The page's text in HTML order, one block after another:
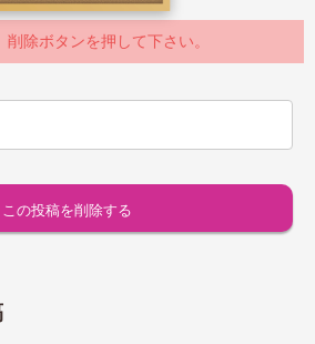
除ボタンを押して下さい。